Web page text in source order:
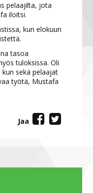
pelaajilta, jota
iloitsi.
kun elokuun
tasoa
tuloksissa. Oli
sekä pelaajat
työtä, Mustafa
Jaa